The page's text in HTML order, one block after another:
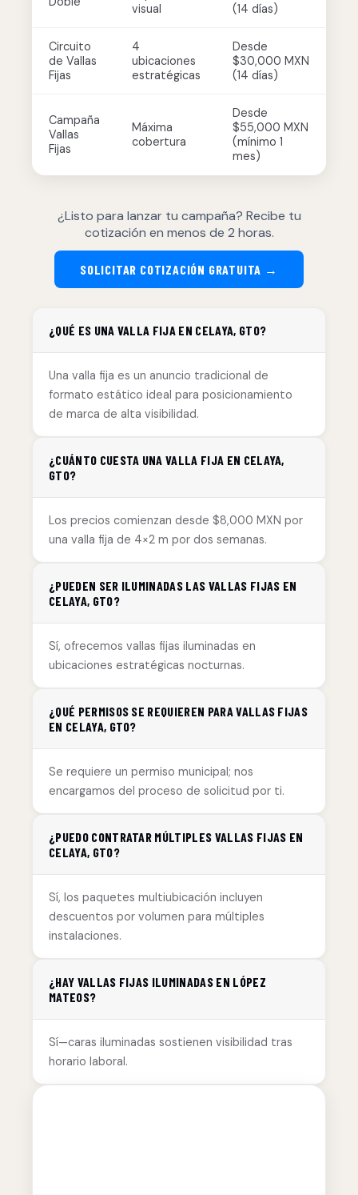
visual
(14 días)
Circuito
de Vallas
Fijas
4
ubicaciones
estratégicas
Desde
$30,000 MXN
(14 días)
Campaña
Vallas
Fijas
Máxima
cobertura
Desde
$55,000 MXN
(mínimo 1
mes)
¿Listo para lanzar tu campaña? Recibe tu
cotización en menos de 2 horas.
SOLICITAR COTIZACIÓN GRATUITA →
¿QUÉ ES UNA VALLA FIJA EN CELAYA, GTO?
Una valla fija es un anuncio tradicional de
formato estático ideal para posicionamiento
de marca de alta visibilidad.
¿CUÁNTO CUESTA UNA VALLA FIJA EN CELAYA,
GTO?
Los precios comienzan desde $8,000 MXN por
una valla fija de 4×2 m por dos semanas.
¿PUEDEN SER ILUMINADAS LAS VALLAS FIJAS EN
CELAYA, GTO?
Sí, ofrecemos vallas fijas iluminadas en
ubicaciones estratégicas nocturnas.
¿QUÉ PERMISOS SE REQUIEREN PARA VALLAS FIJAS
EN CELAYA, GTO?
Se requiere un permiso municipal; nos
encargamos del proceso de solicitud por ti.
¿PUEDO CONTRATAR MÚLTIPLES VALLAS FIJAS EN
CELAYA, GTO?
Sí, los paquetes multiubicación incluyen
descuentos por volumen para múltiples
instalaciones.
¿HAY VALLAS FIJAS ILUMINADAS EN LÓPEZ
MATEOS?
Sí—caras iluminadas sostienen visibilidad tras
horario laboral.